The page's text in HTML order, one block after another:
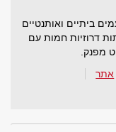
ביתיים ואותנטיים
דרוזיות חמות עם
מפנק.
אתר